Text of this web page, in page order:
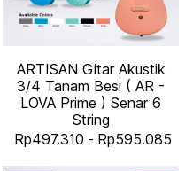
ARTISAN Gitar Akustik
3/4 Tanam Besi ( AR -
LOVA Prime ) Senar 6
String
Rp497.310 - Rp595.085